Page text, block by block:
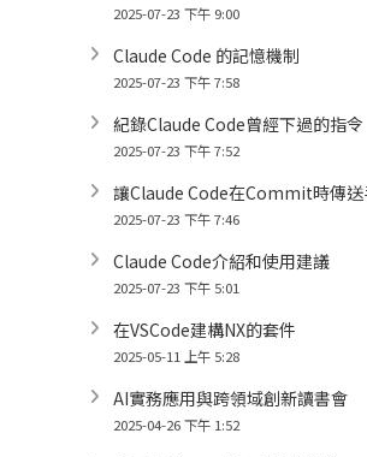
2025-07-23 下午 9:00
Claude Code 的記憶機制
2025-07-23 下午 7:58
紀錄Claude Code曾經下過的指令
2025-07-23 下午 7:52
讓Claude Code在Commit時傳送
2025-07-23 下午 7:46
Claude Code介紹和使用建議
2025-07-23 下午 5:01
在VSCode建構NX的套件
2025-05-11 上午 5:28
AI實務應用與跨領域創新讀書會
2025-04-26 下午 1:52